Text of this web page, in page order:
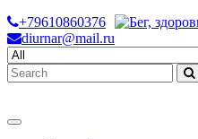
Skip
to
content
+79610860376
diurnar@mail.ru
Search
for: